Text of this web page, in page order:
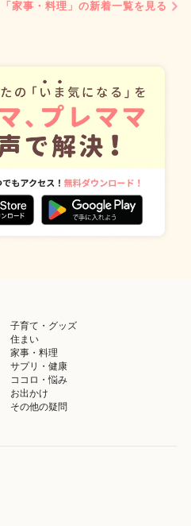
「家事・料理」の新着一覧を見る
子育て・グッズ
住まい
家事・料理
サプリ・健康
ココロ・悩み
お出かけ
その他の疑問